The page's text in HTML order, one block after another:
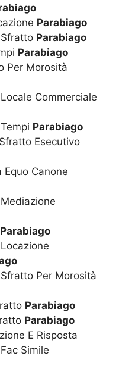
Parabiago
Parabiago
Parabiago
Per Morosità
Commerciale
Parabiago
Esecutivo
Canone
Parabiago
Per Morosità
Parabiago
Parabiago
E Risposta
Simile